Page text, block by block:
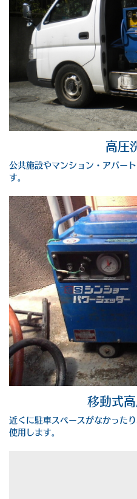
高圧
公共施設やマンション・アパー
す。
移動式
近くに駐車スペースがなかった
使用します。